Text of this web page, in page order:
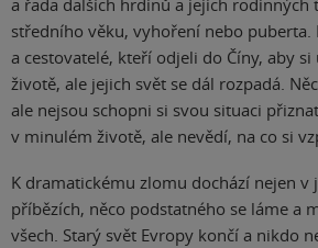
středního věku, vyhoření nebo puberta.
a cestovatelé, kteří odjeli do Číny, aby
životě, ale jejich svět se dál rozpadá.
ale nejsou schopni si svou situaci
v minulém životě, ale nevědí, na co si
K dramatickému zlomu dochází nejen v
příbězích, něco podstatného se láme a
všech. Starý svět Evropy končí a nikdo